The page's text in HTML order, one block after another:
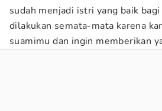
sudah menjadi istri yang baik
dilakukan semata-mata karena
suamimu dan ingin memberikan